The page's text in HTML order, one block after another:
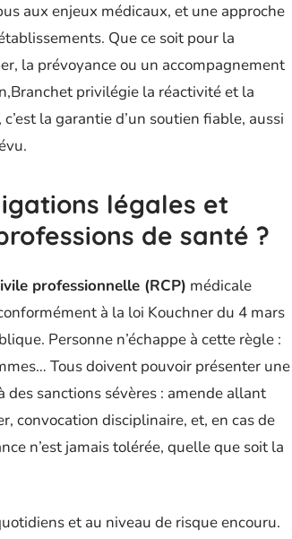
aux enjeux médicaux, et une approche
Que ce soit pour la
la prévoyance ou un accompagnement
privilégie la réactivité et la
la garantie d’un soutien fiable, aussi
légales et
de santé ?
professionnelle (RCP) médicale
à la loi Kouchner du 4 mars
Personne n’échappe à cette règle :
Tous doivent pouvoir présenter une
sanctions sévères : amende allant
convocation disciplinaire, et, en cas de
n’est jamais tolérée, quelle que soit la
et au niveau de risque encouru.